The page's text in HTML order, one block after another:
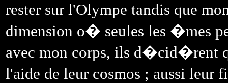
rester sur l'Olympe tandis que
dimension o� seules les �mes
avec mon corps, ils d�cid�rent
l'aide de leur cosmos ; aussi leur